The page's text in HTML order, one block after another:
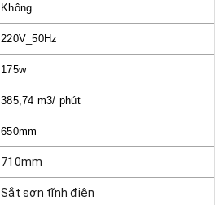
Không
220V_50Hz
175w
385,74 m3/ phút
650mm
710mm
Sắt sơn tĩnh điện